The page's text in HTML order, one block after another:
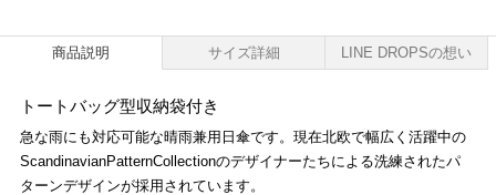
商品説明 サイズ詳細 LINE DROPSの想い
トートバッグ型収納袋付き
急な雨にも対応可能な晴雨兼用日傘です。現在北欧で幅広く活躍中の
ScandinavianPatternCollectionのデザイナーたちによる洗練されたパ
ターンデザインが採用されています。